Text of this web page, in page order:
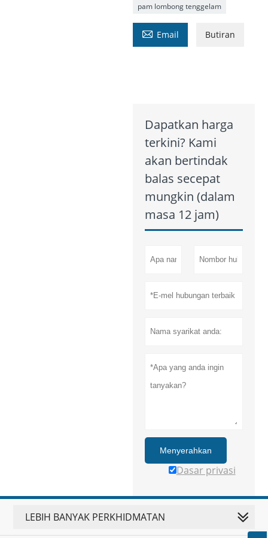
pam lombong tenggelam
 Email Butiran
Dapatkan harga
terkini? Kami
akan bertindak
balas secepat
mungkin (dalam
masa 12 jam)
Menyerahkan
Dasar privasi
LEBIH BANYAK PERKHIDMATAN